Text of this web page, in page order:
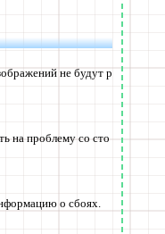
не будут р
на проблему со сто
о сбоях.